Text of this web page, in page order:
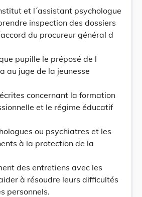
et l´assistant psychologue
inspection des dossiers
du procureur général d
pupille le préposé de l
au juge de la jeunesse
concernant la formation
et le régime éducatif
ou psychiatres et les
à la protection de la
des entretiens avec les
à résoudre leurs difficultés
personnels.